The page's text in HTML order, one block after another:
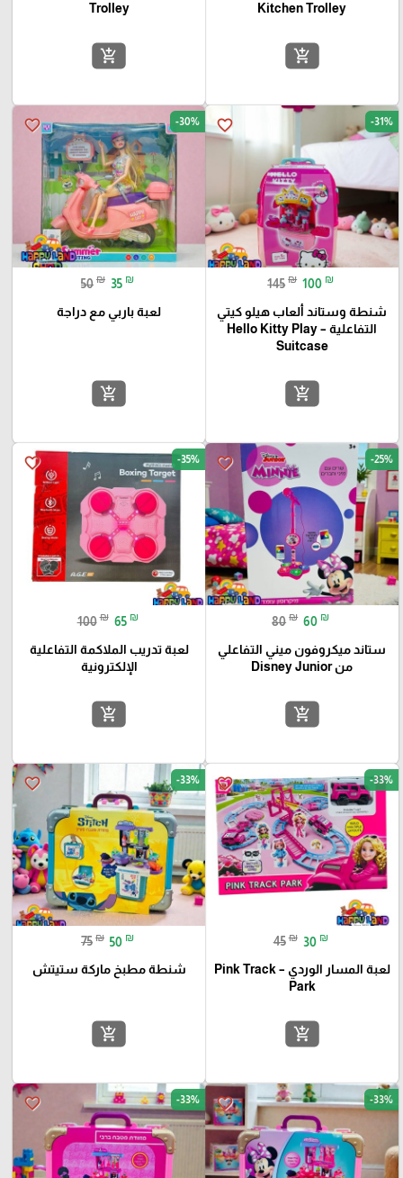
Kitchen Trolley
add_shopping_cart
Trolley
add_shopping_cart
favorite_border -31%
145 ₪ 100 ₪
شنطة وستاند ألعاب هيلو كيتي
التفاعلية – Hello Kitty Play
Suitcase
add_shopping_cart
favorite_border -30%
50 ₪ 35 ₪
لعبة باربي مع دراجة
add_shopping_cart
favorite_border -25%
80 ₪ 60 ₪
ستاند ميكروفون ميني التفاعلي
من Disney Junior
add_shopping_cart
favorite_border -35%
100 ₪ 65 ₪
لعبة تدريب الملاكمة التفاعلية
الإلكترونية
add_shopping_cart
favorite_border -33%
45 ₪ 30 ₪
لعبة المسار الوردي – Pink Track
Park
add_shopping_cart
favorite_border -33%
75 ₪ 50 ₪
شنطة مطبخ ماركة ستيتش
add_shopping_cart
favorite_border -33%
favorite_border -33%